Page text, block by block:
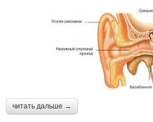
читать дальше →